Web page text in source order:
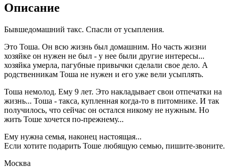
Описание
Бывшедомашний такс. Спасли от усыпления.
Это Тоша. Он всю жизнь был домашним. Но часть жизни
хозяйке он нужен не был - у нее были другие интересы...
хозяйка умерла, пагубные привычки сделали свое дело. А
родственникам Тоша не нужен и его уже вели усыплять.
Тоша немолод. Ему 9 лет. Это накладывает свои отпечатки на
жизнь... Тоша - такса, купленная когда-то в питомнике. И так
получилось, что сейчас он остался никому не нужным. Но
жить Тоше хочется по-прежнему...
Ему нужна семья, наконец настоящая...
Если хотите подарить Тоше любящую семью, пишите-звоните.
Москва